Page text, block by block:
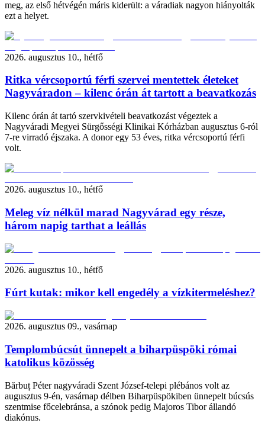
meg, az első hétvégén máris kiderült: a váradiak nagyon hiányolták
ezt a helyet.
2026. augusztus 10., hétfő
Ritka vércsoportú férfi szervei mentettek életeket
Nagyváradon – kilenc órán át tartott a beavatkozás
Kilenc órán át tartó szervkivételi beavatkozást végeztek a
Nagyváradi Megyei Sürgősségi Klinikai Kórházban augusztus 6-ról
7-re virradó éjszaka. A donor egy 53 éves, ritka vércsoportú férfi
volt.
2026. augusztus 10., hétfő
Meleg víz nélkül marad Nagyvárad egy része,
három napig tarthat a leállás
2026. augusztus 10., hétfő
Fúrt kutak: mikor kell engedély a vízkitermeléshez?
2026. augusztus 09., vasárnap
Templombúcsút ünnepelt a biharpüspöki római
katolikus közösség
Bărbuț Péter nagyváradi Szent József-telepi plébános volt az
augusztus 9-én, vasárnap délben Biharpüspökiben ünnepelt búcsús
szentmise főcelebránsa, a szónok pedig Majoros Tibor állandó
diakónus.